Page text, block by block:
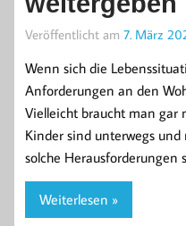
Veröffentlicht am 7. März
Wenn sich die
Anforderungen an den
Vielleicht braucht man gar
Kinder sind unterwegs
solche Herausforderungen
Weiterlesen »